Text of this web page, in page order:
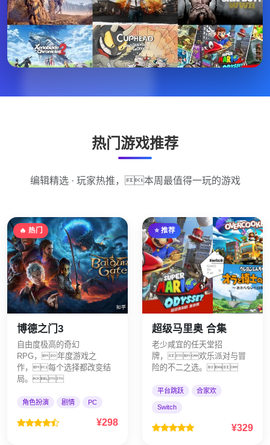
热门游戏推荐
编辑精选 · 玩家热推，本周最值得一玩的游戏
🔥 热门
博德之门3
自由度极高的奇幻
RPG，年度游戏之
作，每个选择都改变结
局。
角色扮演 剧情 PC
¥298
⭐ 推荐
超级马里奥 合集
老少咸宜的任天堂招
牌，欢乐派对与冒
险的不二之选。
平台跳跃 合家欢
Switch
¥329